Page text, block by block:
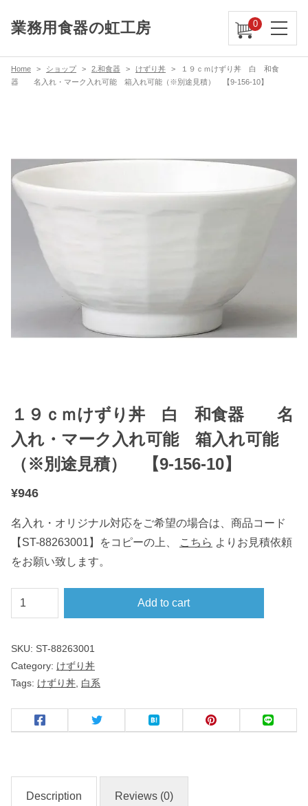
業務用食器の虹工房 0
Home ショップ 2.和食器 けずり丼
１９ｃｍけずり丼 白 和食
器 名入れ・マーク入れ可能 箱入れ可能（※別途見積） 【9-156-10】
１９ｃｍけずり丼 白 和食器 名
入れ・マーク入れ可能 箱入れ可能
（※別途見積） 【9-156-10】
¥946
名入れ・オリジナル対応をご希望の場合は、商品コード
【ST-88263001】をコピーの上、
こちら よりお見積依頼
をお願い致します。
１
９
ｍ
り
丼
Add to cart
SKU: ST-88263001
Category: けずり丼
Tags: けずり丼 白系
Description Reviews (0)